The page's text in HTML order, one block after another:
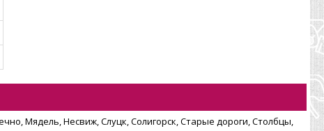
Мядель, Несвиж, Слуцк, Солигорск, Старые дороги, Столбцы,